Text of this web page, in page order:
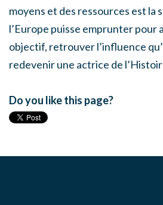
moyens et des ressources est la
l’Europe puisse emprunter pour
objectif, retrouver l’influence
redevenir une actrice de
Do you like this page?